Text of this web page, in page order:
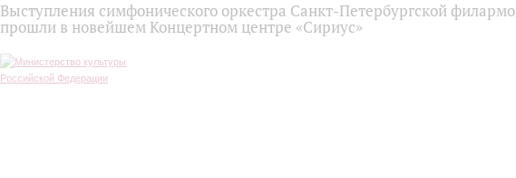
Выступления симфонического оркестра Санкт-Петербургской
прошли в новейшем Концертном центре «Сириус»